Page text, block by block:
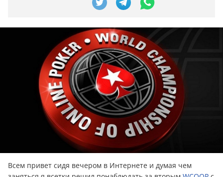
Всем привет сидя вечером в Интернете и думая чем